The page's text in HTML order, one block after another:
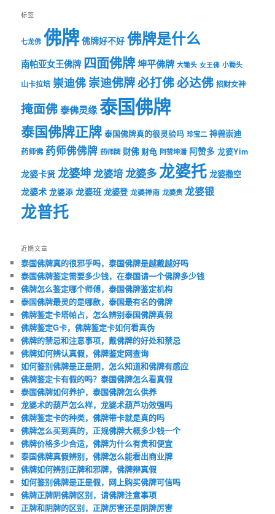
标签
七龙佛 佛牌 佛牌好不好 佛牌是什么
南帕亚女王佛牌 四面佛牌坤平佛牌 大锄头 女王佛 小锄头
山卡拉培 崇迪佛崇迪佛牌必打佛必达佛 招财女神
掩面佛泰佛灵缘泰国佛牌
泰国佛牌正牌 泰国佛牌真的很灵验吗 珍宝二 神兽崇迪
药师佛 药师佛佛牌 药师牌 财佛 财龟 阿赞坤潘 阿赞多 龙婆Yim
龙婆卡贤 龙婆坤龙婆培龙婆多龙婆托 龙婆撒空
龙婆术 龙婆添 龙婆班 龙婆登 龙婆禅南 龙婆贵 龙婆银
龙普托
近期文章
泰国佛牌真的很邪乎吗，泰国佛牌是越戴越好吗
泰国佛牌鉴定需要多少钱，在泰国请一个佛牌多少钱
佛牌怎么鉴定哪个师傅，泰国佛牌鉴定机构
泰国佛牌最灵的是哪款，泰国最有名的佛牌
佛牌鉴定卡塔帕占，怎么辨别泰国佛牌真假
佛牌鉴定G卡，佛牌鉴定卡如何看真伪
佛牌的禁忌和注意事项，戴佛牌的好处和禁忌
佛牌如何辨认真假，佛牌鉴定网查询
如何鉴别佛牌是正是阴，怎么知道和佛牌有感应
佛牌鉴定卡有假的吗？泰国佛牌怎么看真假
泰国佛牌如何养护，泰国佛牌怎么供养
龙婆术的葫芦怎么样，龙婆术葫芦功效强吗
佛牌鉴定卡的种类，佛牌带卡就是真的吗
佛牌怎么买到真的，正规佛牌大概多少钱一个
佛牌价格多少合适，佛牌为什么有贵和便宜
泰国佛牌真假辨别，佛牌怎么能看出商业牌
佛牌如何辨别正牌和邪牌，佛牌辩真假
如何鉴别佛牌是正是假，网上购买佛牌可信吗
佛牌正牌阴佛牌区别，请佛牌注意事项
正牌和阴牌的区别，正牌厉害还是阴牌厉害